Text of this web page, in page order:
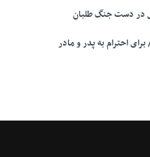
در دست جنگ طلبان
احترام به پدر و مادر